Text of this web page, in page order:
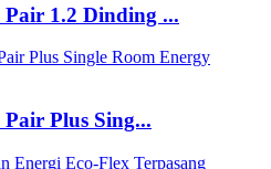
Pair 1.2 Dinding ...
Plus Sing...